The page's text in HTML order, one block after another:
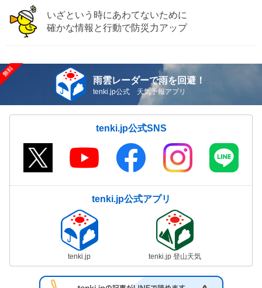
いざという時にあわてないために
確かな情報と行動で防災力アップ
雨雲レーダーで雨を回避！
tenki.jp公式 天気予報アプリ
tenki.jp公式SNS
tenki.jp公式アプリ
tenki.jp tenki.jp 登山天気